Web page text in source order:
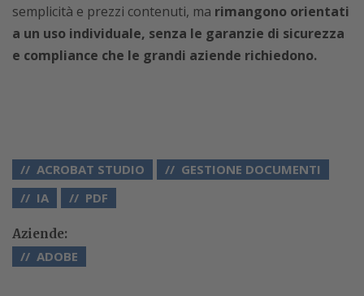
semplicità e prezzi contenuti, ma rimangono orientati
a un uso individuale, senza le garanzie di sicurezza
e compliance che le grandi aziende richiedono.
ACROBAT STUDIO
GESTIONE DOCUMENTI
IA
PDF
Aziende:
ADOBE